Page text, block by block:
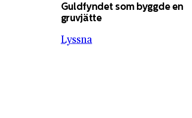
Guldfyndet som byggde en
gruvjätte
Lyssna